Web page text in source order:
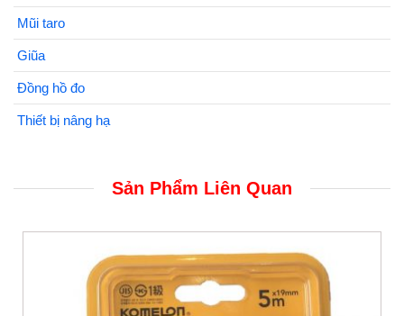
Mũi taro
Giũa
Đồng hồ đo
Thiết bị nâng hạ
Sản Phẩm Liên Quan